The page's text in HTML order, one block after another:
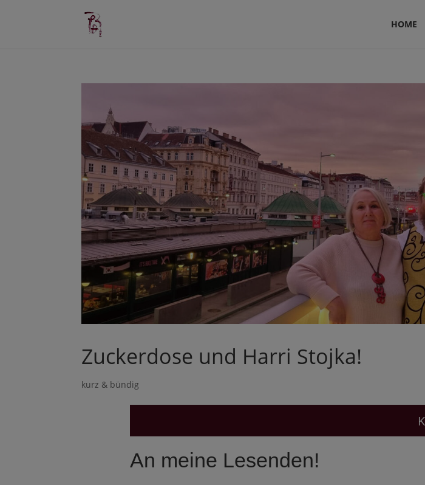
HOME
Zuckerdose und Harri Stojka!
kurz & bündig
An meine Lesenden!